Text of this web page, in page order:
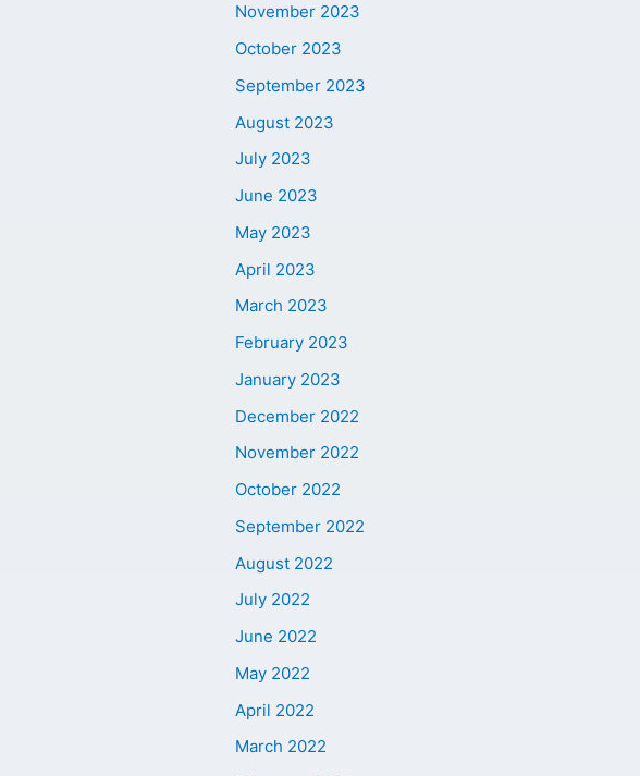
November 2023
October 2023
September 2023
August 2023
July 2023
June 2023
May 2023
April 2023
March 2023
February 2023
January 2023
December 2022
November 2022
October 2022
September 2022
August 2022
July 2022
June 2022
May 2022
April 2022
March 2022